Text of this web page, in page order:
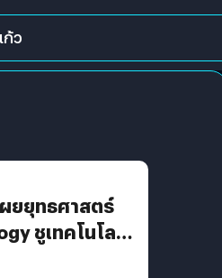
ว
ผยยุทธศาสตร์
ชูเทคโนโลยี